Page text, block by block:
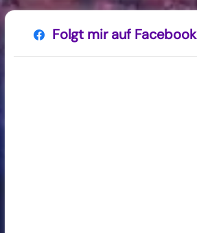
Folgt mir auf Facebook